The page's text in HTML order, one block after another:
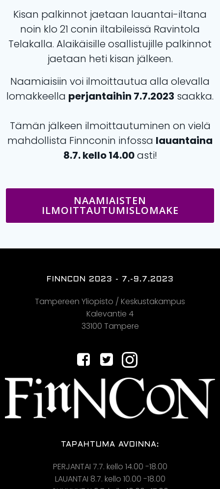
Kisan palkinnot jaetaan lauantai-iltana
noin klo 21 conin iltabileissä Ravintola
Telakalla. Alaikäisille osallistujille palkinnot
jaetaan heti kisan jälkeen.
Naamiaisiin voi ilmoittautua alla olevalla
lomakkeella perjantaihin 7.7.2023 saakka.
Tämän jälkeen ilmoittautuminen on vielä
mahdollista Finnconin infossa lauantaina
8.7. kello 14.00asti!
NAAMIAISTEN
ILMOITTAUTUMISLOMAKE
FINNCON 2023 - 7.-9.7.2023
Tampereen Yliopisto / Keskustakampus
Kalevantie 4
33100 Tampere
TAPAHTUMA AVOINNA:
PERJANTAI 7.7. kello 14.00 -18.00
LAUANTAI 8.7. kello 10.00 -18.00